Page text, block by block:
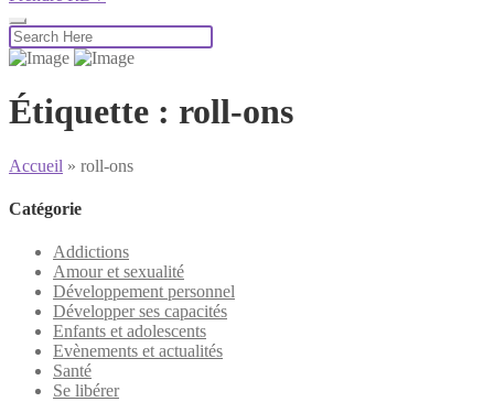
Étiquette : roll-ons
Accueil » roll-ons
Catégorie
Addictions
Amour et sexualité
Développement personnel
Développer ses capacités
Enfants et adolescents
Evènements et actualités
Santé
Se libérer